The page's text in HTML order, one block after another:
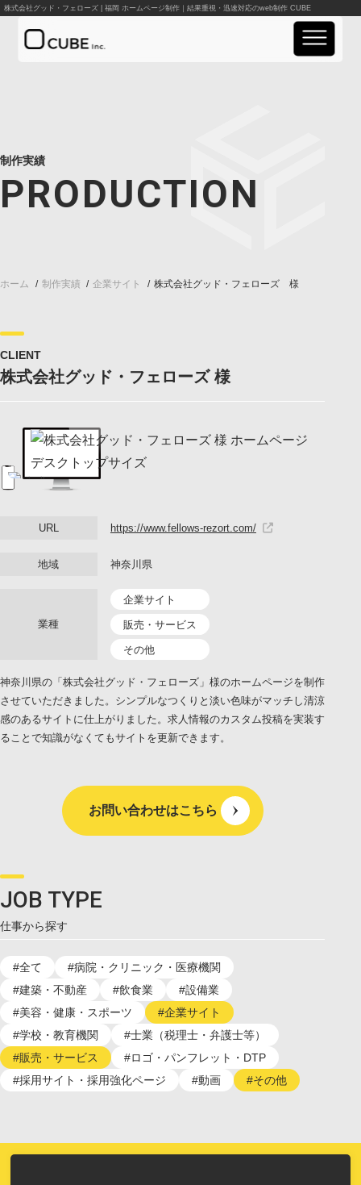
料金案内
LINEでお問い合わせ
株式会社グッド・フェローズ | 福岡 ホームページ制作｜結果重視・迅速対応のweb制作 CUBE
制作実績
PRODUCTION
ホーム 制作実績 企業サイト 株式会社グッド・フェローズ
JOB TYPE
仕事から探す
#全て
#病院・クリニック・医療機関
#建築・不動産
#飲食業
#設備業
#美容・健康・スポーツ
#企業サイト
#学校・教育機関
#士業（税理士・弁護士等）
#販売・サービス
#ロゴ・パンフレット・DTP
#採用サイト・採用強化ページ
#動画 #その他
CLIENT
株式会社グッド・フェローズ 様
URL https://www.fellows-rezort.com/
地域 神奈川県
業種
企業サイト
販売・サービス
その他
神奈川県の「株式会社グッド・フェローズ」様のホームページを制作
させていただきました。シンプルなつくりと淡い色味がマッチし清涼
感のあるサイトに仕上がりました。求人情報のカスタム投稿を実装す
ることで知識がなくてもサイトを更新できます。
お問い合わせはこちら